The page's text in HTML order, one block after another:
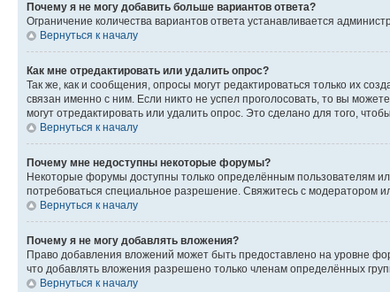
Почему я не могу добавить больше вариантов ответа?
Ограничение количества вариантов ответа устанавливается
Вернуться к началу
Как мне отредактировать или удалить опрос?
Так же, как и сообщения, опросы могут редактироваться только их
связан именно с ним. Если никто не успел проголосовать, то вы
могут отредактировать или удалить опрос. Это сделано для того,
Вернуться к началу
Почему мне недоступны некоторые форумы?
Некоторые форумы доступны только определённым пользователям
потребоваться специальное разрешение. Свяжитесь с модератором
Вернуться к началу
Почему я не могу добавлять вложения?
Право добавления вложений может быть предоставлено на уровне
что добавлять вложения разрешено только членам определённых
Вернуться к началу